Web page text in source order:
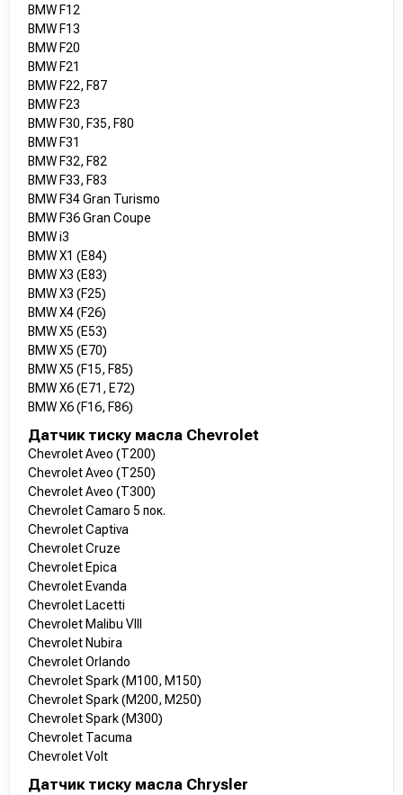
BMW F12
BMW F13
BMW F20
BMW F21
BMW F22, F87
BMW F23
BMW F30, F35, F80
BMW F31
BMW F32, F82
BMW F33, F83
BMW F34 Gran Turismo
BMW F36 Gran Coupe
BMW i3
BMW X1 (E84)
BMW X3 (E83)
BMW X3 (F25)
BMW X4 (F26)
BMW X5 (E53)
BMW X5 (E70)
BMW X5 (F15, F85)
BMW X6 (E71, E72)
BMW X6 (F16, F86)
Датчик тиску масла Chevrolet
Chevrolet Aveo (T200)
Chevrolet Aveo (T250)
Chevrolet Aveo (T300)
Chevrolet Camaro 5 пок.
Chevrolet Captiva
Chevrolet Cruze
Chevrolet Epica
Chevrolet Evanda
Chevrolet Lacetti
Chevrolet Malibu VIII
Chevrolet Nubira
Chevrolet Orlando
Chevrolet Spark (M100, M150)
Chevrolet Spark (M200, M250)
Chevrolet Spark (M300)
Chevrolet Tacuma
Chevrolet Volt
Датчик тиску масла Chrysler